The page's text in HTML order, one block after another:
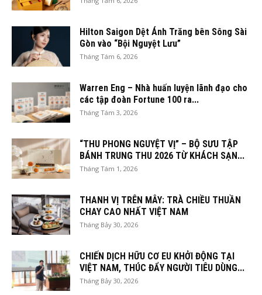
Hilton Saigon Dệt Ánh Trăng bên Sông Sài
Gòn vào “Bội Nguyệt Lưu”
Tháng Tám 6, 2026
Warren Eng – Nhà huấn luyện lãnh đạo cho
các tập đoàn Fortune 100 ra...
Tháng Tám 3, 2026
“THU PHONG NGUYỆT VỊ” – BỘ SƯU TẬP
BÁNH TRUNG THU 2026 TỪ KHÁCH SẠN...
Tháng Tám 1, 2026
THANH VỊ TRÊN MÂY: TRÀ CHIỀU THUẦN
CHAY CAO NHẤT VIỆT NAM
Tháng Bảy 30, 2026
CHIẾN DỊCH HỮU CƠ EU KHỞI ĐỘNG TẠI
VIỆT NAM, THÚC ĐẨY NGƯỜI TIÊU DÙNG...
Tháng Bảy 30, 2026